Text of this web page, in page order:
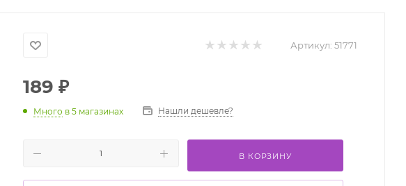
Артикул: 51771
189 ₽
Много в 5 магазинах Нашли дешевле?
В КОРЗИНУ